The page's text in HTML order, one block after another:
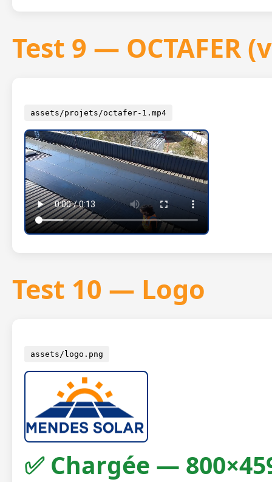
Test 9 — OCTAFER
assets/projets/octafer-1.mp4
Test 10 — Logo
assets/logo.png
✅ Chargée —